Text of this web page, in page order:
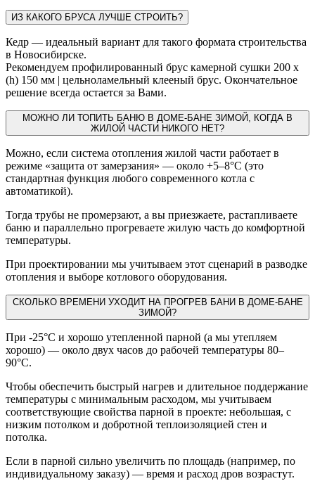
ИЗ КАКОГО БРУСА ЛУЧШЕ СТРОИТЬ?
Кедр — идеальный вариант для такого формата строительства
в Новосибирске.
Рекомендуем профилированный брус камерной сушки 200 х
(h) 150 мм | цельноламельный клееный брус. Окончательное
решение всегда остается за Вами.
МОЖНО ЛИ ТОПИТЬ БАНЮ В ДОМЕ-БАНЕ ЗИМОЙ, КОГДА В
ЖИЛОЙ ЧАСТИ НИКОГО НЕТ?
Можно, если система отопления жилой части работает в
режиме «защита от замерзания» — около +5–8°C (это
стандартная функция любого современного котла с
автоматикой).
Тогда трубы не промерзают, а вы приезжаете, растапливаете
баню и параллельно прогреваете жилую часть до комфортной
температуры.
При проектировании мы учитываем этот сценарий в разводке
отопления и выборе котлового оборудования.
СКОЛЬКО ВРЕМЕНИ УХОДИТ НА ПРОГРЕВ БАНИ В ДОМЕ-БАНЕ
ЗИМОЙ?
При -25°C и хорошо утепленной парной (а мы утепляем
хорошо) — около двух часов до рабочей температуры 80–
90°C.
Чтобы обеспечить быстрый нагрев и длительное поддержание
температуры с минимальным расходом, мы учитываем
соответствующие свойства парной в проекте: небольшая, с
низким потолком и добротной теплоизоляцией стен и
потолка.
Если в парной сильно увеличить по площадь (например, по
индивидуальному заказу) — время и расход дров возрастут.